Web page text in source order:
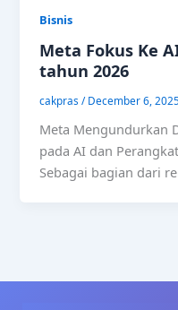
Bisnis
Meta Fokus Ke
tahun 2026
cakpras/December 6, 2025
Meta Mengundurkan
pada AI dan
Sebagai bagian dari